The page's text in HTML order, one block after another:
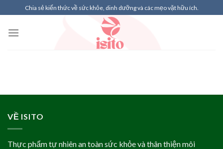
to
content
Chia sẻ kiến thức về sức khỏe, dinh dưỡng và các mẹo vặt hữu ích.
VỀ ISITO
Thực phẩm tự nhiên an toàn sức khỏe và thân thiện môi